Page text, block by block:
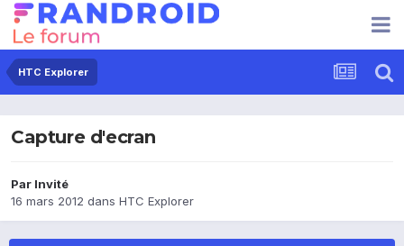
HTC Explorer
Capture d'ecran
Par Invité
16 mars 2012 dans HTC Explorer